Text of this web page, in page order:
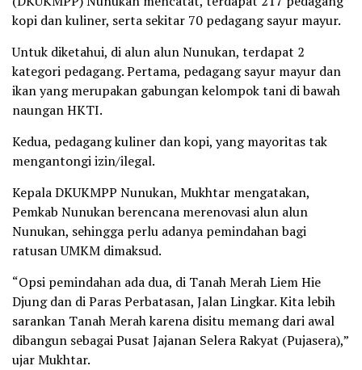
kopi dan kuliner, serta sekitar 70 pedagang sayur mayur.
Untuk diketahui, di alun alun Nunukan, terdapat 2
kategori pedagang. Pertama, pedagang sayur mayur dan
ikan yang merupakan gabungan kelompok tani di bawah
naungan HKTI.
Kedua, pedagang kuliner dan kopi, yang mayoritas tak
mengantongi izin/ilegal.
Kepala DKUKMPP Nunukan, Mukhtar mengatakan,
Pemkab Nunukan berencana merenovasi alun alun
Nunukan, sehingga perlu adanya pemindahan bagi
ratusan UMKM dimaksud.
“Opsi pemindahan ada dua, di Tanah Merah Liem Hie
Djung dan di Paras Perbatasan, Jalan Lingkar. Kita lebih
sarankan Tanah Merah karena disitu memang dari awal
dibangun sebagai Pusat Jajanan Selera Rakyat (Pujasera),”
ujar Mukhtar.